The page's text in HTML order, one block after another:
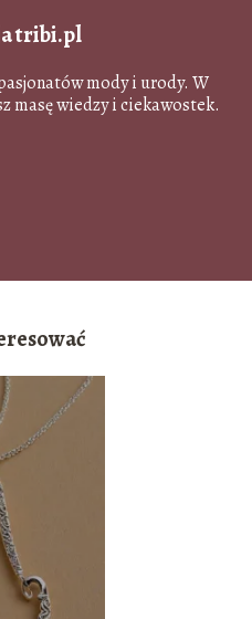
tribi.pl
mody i urody. W
masę wiedzy i ciekawostek.